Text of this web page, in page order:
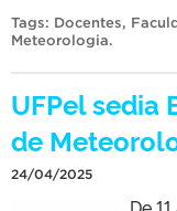
Tags: Docentes,
Meteorologia.
UFPel sedia
de
24/04/2025
De